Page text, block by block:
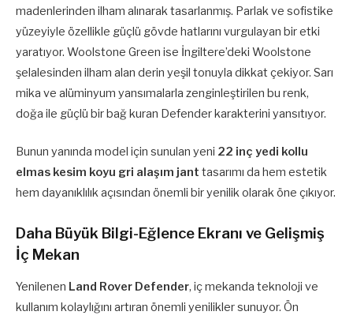
madenlerinden ilham alınarak tasarlanmış. Parlak ve sofistike
yüzeyiyle özellikle güçlü gövde hatlarını vurgulayan bir etki
yaratıyor. Woolstone Green ise İngiltere’deki Woolstone
şelalesinden ilham alan derin yeşil tonuyla dikkat çekiyor. Sarı
mika ve alüminyum yansımalarla zenginleştirilen bu renk,
doğa ile güçlü bir bağ kuran Defender karakterini yansıtıyor.
Bunun yanında model için sunulan yeni 22 inç yedi kollu
elmas kesim koyu gri alaşım jant tasarımı da hem estetik
hem dayanıklılık açısından önemli bir yenilik olarak öne çıkıyor.
Daha Büyük Bilgi-Eğlence Ekranı ve Gelişmiş
İç Mekan
Yenilenen Land Rover Defender, iç mekanda teknoloji ve
kullanım kolaylığını artıran önemli yenilikler sunuyor. Ön